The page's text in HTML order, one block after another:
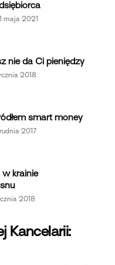
maja 2021
nie da Ci pieniędzy
2018
smart money
2017
w krainie
2018
Kancelarii: